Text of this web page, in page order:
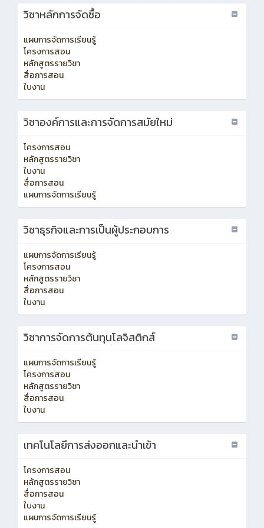
วิชาหลักการจัดซื้อ
แผนการจัดการเรียนรู้
โครงการสอน
หลักสูตรรายวิชา
สื่อการสอน
ใบงาน
วิชาองค์การและการจัดการสมัยใหม่
โครงการสอน
หลักสูตรรายวิชา
ใบงาน
สื่อการสอน
แผนการจัดการเรียนรู้
วิชาธุรกิจและการเป็นผู้ประกอบการ
แผนการจัดการเรียนรู้
โครงการสอน
หลักสูตรรายวิชา
สื่อการสอน
ใบงาน
วิชาการจัดการต้นทุนโลจิสติกส์
แผนการจัดการเรียนรู้
โครงการสอน
หลักสูตรรายวิชา
สื่อการสอน
ใบงาน
เทคโนโลยีการส่งออกและนำเข้า
โครงการสอน
หลักสูตรรายวิชา
สื่อการสอน
ใบงาน
แผนการจัดการเรียนรู้